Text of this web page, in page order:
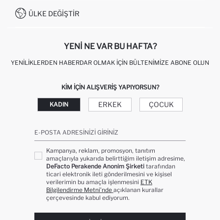
KAMPANYALAR
0850 333 22 86
ÜLKE DEĞIŞTIR
YENI NE VAR BU HAFTA?
YENILIKLERDEN HABERDAR OLMAK İÇIN BÜLTENIMIZE ABONE OLUN
KIM IÇIN ALIŞVERIŞ YAPIYORSUN?
KADIN ERKEK ÇOCUK
E-POSTA ADRESINIZI GIRINIZ
Kampanya, reklam, promosyon, tanıtım
amaçlarıyla yukarıda belirttiğim iletişim adresime,
DeFacto Perakende Anonim Şirketi tarafından
ticari elektronik ileti gönderilmesini ve kişisel
verilerimin bu amaçla işlenmesini ETK
Bilgilendirme Metni’nde açıklanan kurallar
çerçevesinde kabul ediyorum.